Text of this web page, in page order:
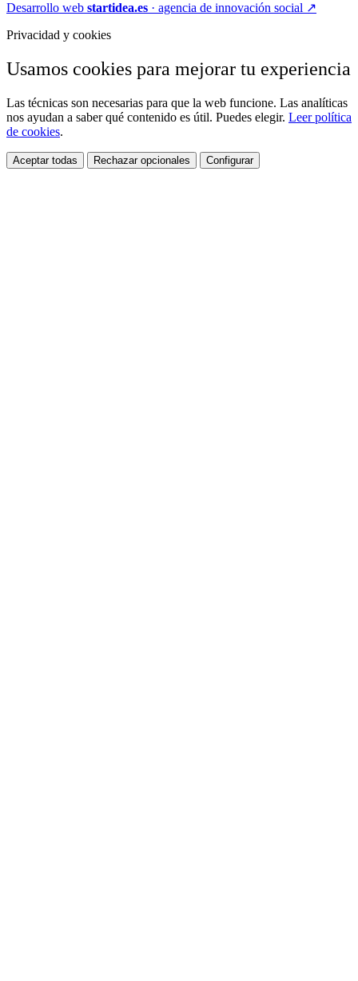
Desarrollo web startidea.es · agencia de innovación social ↗
Privacidad y cookies
Usamos cookies para mejorar tu experiencia
Las técnicas son necesarias para que la web funcione. Las analíticas
nos ayudan a saber qué contenido es útil. Puedes elegir. Leer política
de cookies.
Aceptar todas Rechazar opcionales Configurar